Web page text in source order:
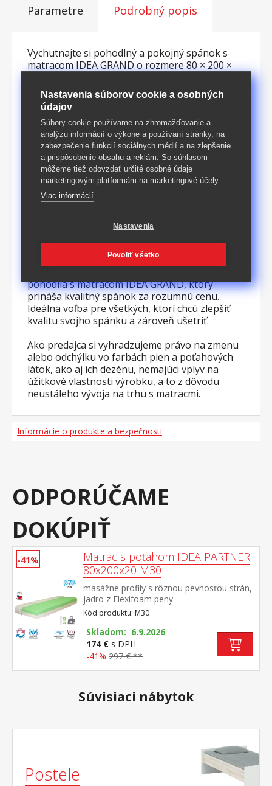
Parametre Podrobný popis
Vychutnajte si pohodlný a pokojný spánok s
matracom IDEA GRAND o rozmere 80 × 200 ×
kvality a ceny. Tento matrac je skvelou voľbou
pre každého, kto hľadá optimálnu podporu tela
a vysoký komfort pri spánku. Vrchná vrstva z
PUR peny zaisťuje mäkkosť, zatiaľ čo stredová
vrstva s vyššou tuhosťou poskytuje stabilitu a
rovnomerné rozloženie váhy. Poťah matraca je
navrhnutý tak, aby bol nielen príjemný na
dotyk, ale aj praktický. Je ľahko snímateľný a
prateľný, čo zaisťuje hygienu a dlhú životnosť
matraca. Navyše, akčná ponuka "1+1 zadarmo"
jedného, ​​čo je ideálne pre páry, rodiny alebo pri
univerzálnej veľkosti je matrac vhodný do
väčšiny postelí a poskytuje dostatok priestoru
pohodlia s matracom IDEA GRAND, ktorý
prináša kvalitný spánok za rozumnú cenu.
Ideálna voľba pre všetkých, ktorí chcú zlepšiť
kvalitu svojho spánku a zároveň ušetriť.
Ako predajca si vyhradzujeme právo na zmenu
alebo odchýlku vo farbách pien a poťahových
látok, ako aj ich dezénu, nemajúci vplyv na
úžitkové vlastnosti výrobku, a to z dôvodu
neustáleho vývoja na trhu s matracmi.
Informácie o produkte a bezpečnosti
ODPORÚČAME
DOKÚPIŤ
-41%
Matrac s poťahom IDEA PARTNER
80x200x20 M30
masážne profily s rôznou pevnosťou strán,
jadro z Flexifoam peny
povrch vyprofilovaný do 7 anatomických
zón na oboch stranách tvrdá (biela) a
mäkká (svetlo zelená) strana vhodný pre
všetky typy roštov vhodný pre alergikov,
poťah snímateľný a prateľný do 60 °C
Kód produktu: M30
Skladom: 6.9.2026
174 € s DPH
-41% 297 € **
Súvisiaci nábytok
Postele
Nastavenia súborov cookie a osobných
údajov
Súbory cookie používame na zhromažďovanie a
analýzu informácií o výkone a používaní stránky, na
zabezpečenie funkcií sociálnych médií a na zlepšenie
a prispôsobenie obsahu a reklám. So súhlasom
môžeme tiež odovzdať určité osobné údaje
marketingovým platformám na marketingové účely.
Viac informácií
Nastavenia
Povoliť všetko